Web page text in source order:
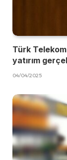
Türk Telekom
yatırım
04/04/2025